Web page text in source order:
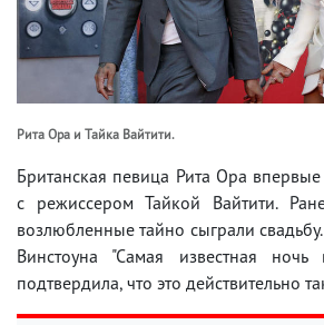
Рита Ора и Тайка Вайтити.
Британская певица Рита Ора
с режиссером Тайкой Вайтити.
возлюбленные тайно сыграли
Винстоуна "Самая известная ночь
подтвердила, что это действительно